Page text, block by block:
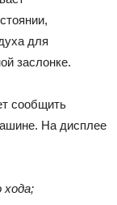
для
заслонке.
сообщить
На дисплее
хода;